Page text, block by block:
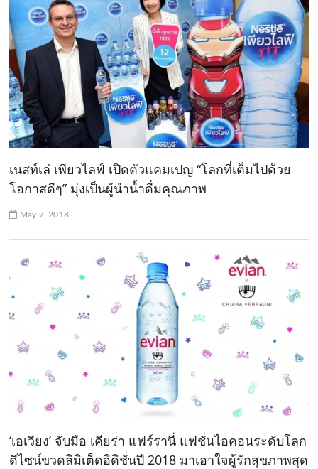
เนสท์เล่ เพียวไลฟ์ เปิดตัวแคมเปญ “โลกที่เต็มไปด้วย
โอกาสดีๆ” มุ่งเป็นผู้นำน้ำดื่มคุณภาพ
May 7, 2018
‘เอเวียง’ จับมือ เคียร่า แฟร์รานี่ แฟชั่นไอคอนระดับโลก
ดีไซน์ขวดลิมิเต็ดอิดิชั่นปี 2018 มาเอาใจผู้รักสุขภาพสุด